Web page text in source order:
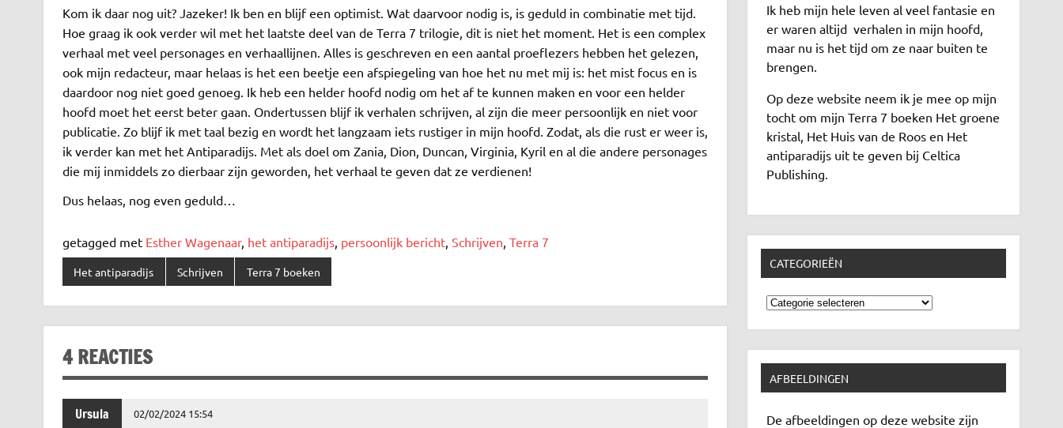
Kom ik daar nog uit? Jazeker! Ik ben en blijf een optimist. Wat daarvoor nodig is, is geduld in combinatie met tijd.
Hoe graag ik ook verder wil met het laatste deel van de Terra 7 trilogie, dit is niet het moment. Het is een complex
verhaal met veel personages en verhaallijnen. Alles is geschreven en een aantal proeflezers hebben het gelezen,
ook mijn redacteur, maar helaas is het een beetje een afspiegeling van hoe het nu met mij is: het mist focus en is
daardoor nog niet goed genoeg. Ik heb een helder hoofd nodig om het af te kunnen maken en voor een helder
hoofd moet het eerst beter gaan. Ondertussen blijf ik verhalen schrijven, al zijn die meer persoonlijk en niet voor
publicatie. Zo blijf ik met taal bezig en wordt het langzaam iets rustiger in mijn hoofd. Zodat, als die rust er weer is,
ik verder kan met het Antiparadijs. Met als doel om Zania, Dion, Duncan, Virginia, Kyril en al die andere personages
die mij inmiddels zo dierbaar zijn geworden, het verhaal te geven dat ze verdienen!
Dus helaas, nog even geduld…
getagged met Esther Wagenaar, het antiparadijs, persoonlijk bericht, Schrijven, Terra 7
Het antiparadijs Schrijven Terra 7 boeken
4 REACTIES
Ursula 02/02/2024 15:54
Ik heb mijn hele leven al veel fantasie en
er waren altijd verhalen in mijn hoofd,
maar nu is het tijd om ze naar buiten te
brengen.
Op deze website neem ik je mee op mijn
tocht om mijn Terra 7 boeken Het groene
kristal, Het Huis van de Roos en Het
antiparadijs uit te geven bij Celtica
Publishing.
CATEGORIEËN
Categorieën
AFBEELDINGEN
De afbeeldingen op deze website zijn